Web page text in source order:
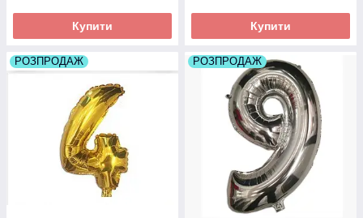
Купити Купити
РОЗПРОДАЖ РОЗПРОДАЖ